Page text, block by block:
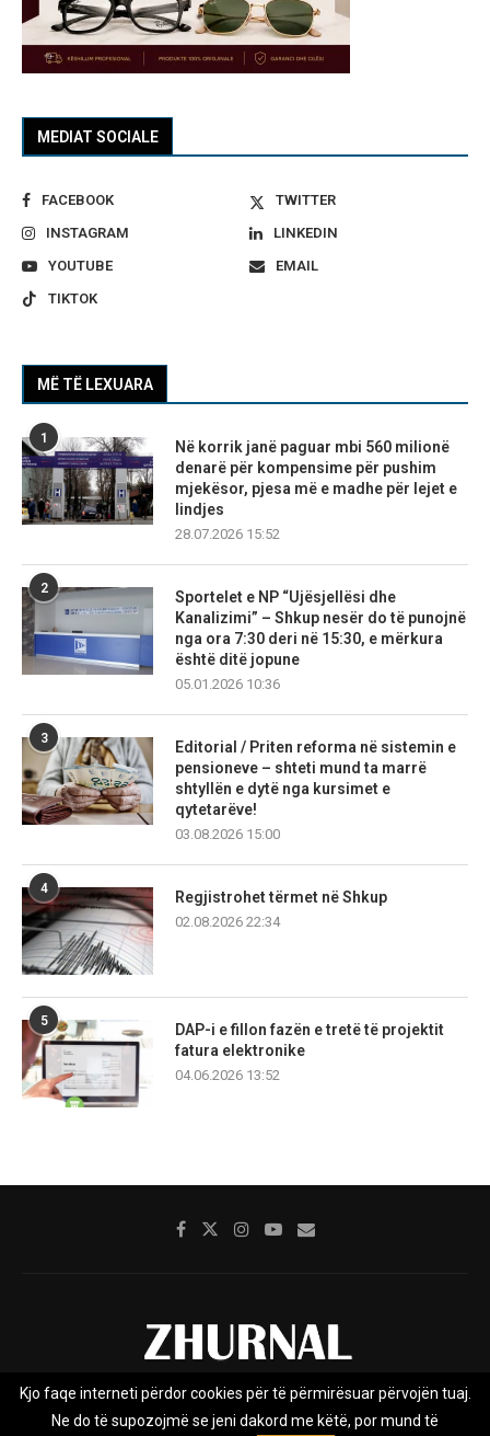
MEDIAT SOCIALE
FACEBOOK
TWITTER
INSTAGRAM
LINKEDIN
YOUTUBE
EMAIL
TIKTOK
MË TË LEXUARA
1
Në korrik janë paguar mbi 560 milionë
denarë për kompensime për pushim
mjekësor, pjesa më e madhe për lejet e
lindjes
28.07.2026 15:52
2
Sportelet e NP “Ujësjellësi dhe
Kanalizimi” – Shkup nesër do të punojnë
nga ora 7:30 deri në 15:30, e mërkura
është ditë jopune
05.01.2026 10:36
3
Editorial / Priten reforma në sistemin e
pensioneve – shteti mund ta marrë
shtyllën e dytë nga kursimet e
qytetarëve!
03.08.2026 15:00
4
Regjistrohet tërmet në Shkup
02.08.2026 22:34
5
DAP-i e fillon fazën e tretë të projektit
fatura elektronike
04.06.2026 13:52
Rreth nesh Impresumi Marketing
Kjo faqe interneti përdor cookies për të përmirësuar përvojën tuaj.
Ne do të supozojmë se jeni dakord me këtë, por mund të